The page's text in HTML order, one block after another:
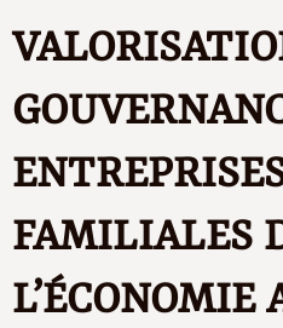
FAMILIALES
L’ÉCONOMIE